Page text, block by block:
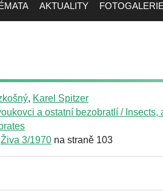
AKTUALITY
, Karel Spitzer
a ostatní bezobratlí / Insects,
Živa 3/1970 na straně 103